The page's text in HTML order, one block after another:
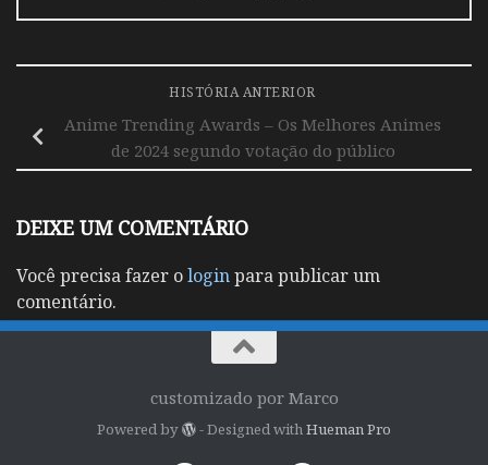
HISTÓRIA ANTERIOR
Anime Trending Awards – Os Melhores Animes
de 2024 segundo votação do público
DEIXE UM COMENTÁRIO
Você precisa fazer ologinpara publicar um
comentário.
customizado por Marco
Powered by - Designed with Hueman Pro